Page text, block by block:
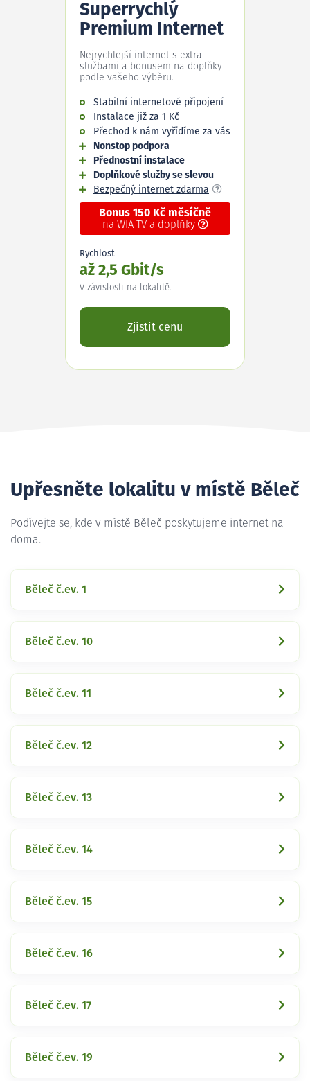
Superrychlý
Premium Internet
Nejrychlejší internet s extra
službami a bonusem na doplňky
podle vašeho výběru.
Stabilní internetové připojení
Instalace již za 1 Kč
Přechod k nám vyřídíme za vás
Nonstop podpora
Přednostní instalace
Doplňkové služby se slevou
Bezpečný internet zdarma
Bonus 150 Kč měsíčně
na WIA TV a doplňky
Rychlost
až 2,5 Gbit/s
V závislosti na lokalitě.
Zjistit cenu
Upřesněte lokalitu v místě Běleč
Podívejte se, kde v místě Běleč poskytujeme internet na
doma.
Běleč č.ev. 1
Běleč č.ev. 10
Běleč č.ev. 11
Běleč č.ev. 12
Běleč č.ev. 13
Běleč č.ev. 14
Běleč č.ev. 15
Běleč č.ev. 16
Běleč č.ev. 17
Běleč č.ev. 19